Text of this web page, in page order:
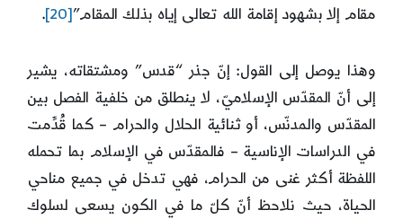
مقام إلا بشهود إقامة الله تعالى إياه بذلك المقام”[20]
.
وهذا يوصل إلى القول: إنّ جذر “قدس” ومشتقاته، يشير
إلى أنّ المقدّس الإسلاميّ، لا ينطلق من خلفية الفصل بين
المقدّس والمدنّس، أو ثنائية الحلال والحرام – كما قُدِّمت
في الدراسات الإناسية – فالمقدّس في الإسلام بما تحمله
اللفظة أكثر غنى من الحرام، فهي تدخل في جميع مناحي
الحياة، حيث نلاحظ أنّ كلّ ما في الكون يسعى لسلوك